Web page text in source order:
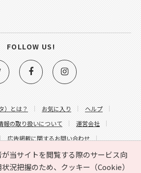
当サイトを閲覧する際のサービス向
況把握のため、クッキー（Cookie）
）とは？ お気に入り
ヘルプ
報の取り扱いについて
運営会社
広告掲載に関するお問い合わせ
の内容に関するお問い合わせ
FOLLOW US!